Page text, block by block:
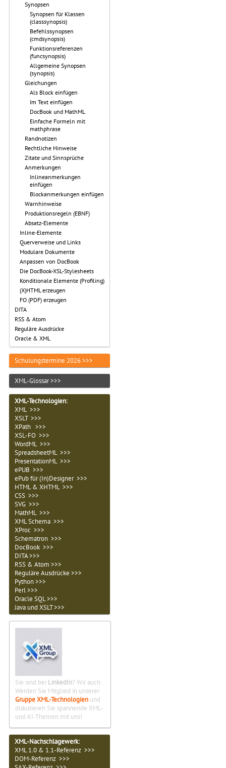
Synopsen
Synopsen für Klassen
(classsynopsis)
Befehlssynopsen
(cmdsynopsis)
Funktionsreferenzen
(funcsynopsis)
Allgemeine Synopsen
(synopsis)
Gleichungen
Als Block einfügen
Im Text einfügen
DocBook und MathML
Einfache Formeln mit
mathphrase
Randnotizen
Rechtliche Hinweise
Zitate und Sinnsprüche
Anmerkungen
Inlineanmerkungen
einfügen
Blockanmerkungen einfügen
Warnhinweise
Produktionsregeln (EBNF)
Absatz-Elemente
Inline-Elemente
Querverweise und Links
Modulare Dokumente
Anpassen von DocBook
Die DocBook-XSL-Stylesheets
Konditionale Elemente (Profiling)
(X)HTML erzeugen
FO (PDF) erzeugen
DITA
RSS & Atom
Reguläre Ausdrücke
Oracle & XML
Schulungstermine 2026 >>>
XML-Glossar >>>
XML-Technologien:
XML >>>
XSLT >>>
XPath >>>
XSL-FO >>>
WordML >>>
SpreadsheetML >>>
PresentationML >>>
ePUB >>>
ePub für (In)Designer >>>
HTML & XHTML >>>
CSS >>>
SVG >>>
MathML >>>
XML Schema >>>
XProc >>>
Schematron >>>
DocBook >>>
DITA >>>
RSS & Atom >>>
Reguläre Ausdrücke >>>
Python >>>
Perl >>>
Oracle SQL >>>
Java und XSLT >>>
Sie sind bei LinkedIn? Wir auch.
Werden Sie Mitglied in unserer
Gruppe XML-Technologien und
diskutieren Sie spannende XML-
und KI-Themen mit uns!
XML-Nachschlagewerk:
XML 1.0 & 1.1-Referenz >>>
DOM-Referenz >>>